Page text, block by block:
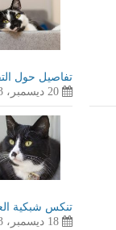
تفاصيل حول
20 ديسمبر، 2023
تنكس شبكية
18 ديسمبر، 2023